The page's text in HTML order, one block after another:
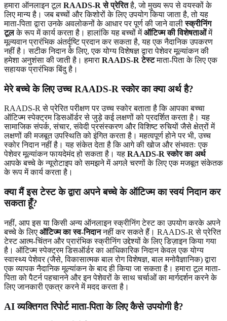
हमारा ऑनलाइन टूल RAADS-R से प्रेरितहै, जो मुख्य रूप से वयस्कों के
लिए मान्य है। जब बच्चों और किशोरों के लिए उपयोग किया जाता है, तो यह
माता-पिता द्वारा उनके अवलोकनों के आधार पर पूर्ण की जाने वालीस्क्रीनिंग
टूलके रूप में कार्य करता है। हालांकि यह बच्चों मेंऑटिज्म की विशेषताओंमें
मूल्यवान प्रारंभिक अंतर्दृष्टि प्रदान कर सकता है, यह एक नैदानिक ​​उपकरण
नहीं है। सटीक निदान के लिए, एक योग्य विशेषज्ञ द्वारा पेशेवर मूल्यांकन की
हमेशा अनुशंसा की जाती है। हमारा RAADS-R टेस्टमाता-पिता के लिए एक
सहायक प्रारंभिक बिंदु है।
मेरे बच्चे के लिए उच्च RAADS-R स्कोर का क्या अर्थ है?
RAADS-R से प्रेरित परीक्षण पर उच्च स्कोर बताता है कि आपका बच्चा
ऑटिज्म स्पेक्ट्रम डिसऑर्डर से जुड़े कई लक्षणों को प्रदर्शित करता है। यह
सामाजिक संपर्क, संचार, संवेदी प्रसंस्करण और विशिष्ट रुचियों जैसे क्षेत्रों में
लक्षणों की मजबूत उपस्थिति को इंगित करता है। महत्वपूर्ण होने पर भी, उच्च
स्कोर निदान नहीं है। यह संकेत देता है कि आगे की खोज और संभवतः एक
पेशेवर मूल्यांकन फायदेमंद हो सकता है। यह RAADS-R स्कोर का अर्थ
आपके बच्चे के न्यूरोटाइप को समझने में अगले चरणों के लिए एक मजबूत संकेतक
के रूप में कार्य करता है।
क्या मैं इस टेस्ट के द्वारा अपने बच्चे के ऑटिज्म का स्वयं निदान कर
सकता हूँ?
नहीं, आप इस या किसी अन्य ऑनलाइन स्क्रीनिंग टेस्ट का उपयोग करके अपने
बच्चे के लिए ऑटिज्म का स्व-निदाननहीं कर सकते हैं। RAADS-R से प्रेरित
टेस्ट आत्म-चिंतन और प्रारंभिक स्क्रीनिंग उद्देश्यों के लिए डिज़ाइन किया गया
है। ऑटिज्म स्पेक्ट्रम डिसऑर्डर का आधिकारिक निदान केवल एक योग्य
स्वास्थ्य पेशेवर (जैसे, विकासात्मक बाल रोग विशेषज्ञ, बाल मनोवैज्ञानिक) द्वारा
एक व्यापक नैदानिक ​​मूल्यांकन के बाद ही किया जा सकता है। हमारा टूल माता-
पिता को पैटर्न पहचानने और इन पेशेवरों के साथ चर्चाओं का मार्गदर्शन करने के
लिए जानकारी एकत्र करने में मदद करता है।
AI व्यक्तिगत रिपोर्ट माता-पिता के लिए कैसे उपयोगी है?